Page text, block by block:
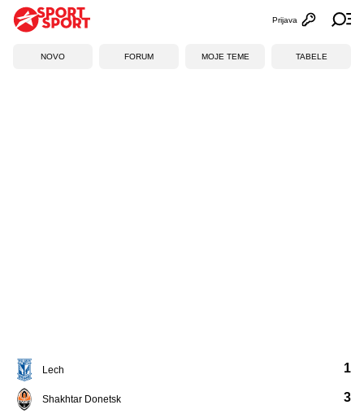
Otvori
Prijava
NOVO FORUM MOJE TEME TABELE
Lech
Shakhtar Donetsk
1
3